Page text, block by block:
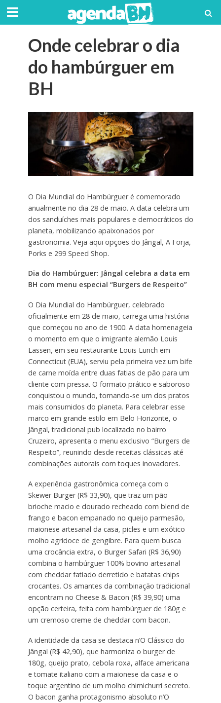
Onde celebrar o dia
do hambúrguer em
BH
O Dia Mundial do Hambúrguer é comemorado
anualmente no dia 28 de maio. A data celebra um
dos sanduíches mais populares e democráticos do
planeta, mobilizando apaixonados por
gastronomia. Veja aqui opções do Jângal, A Forja,
Porks e 299 Speed Shop.
Dia do Hambúrguer: Jângal celebra a data em
BH com menu especial “Burgers de Respeito”
O Dia Mundial do Hambúrguer, celebrado
oficialmente em 28 de maio, carrega uma história
que começou no ano de 1900. A data homenageia
o momento em que o imigrante alemão Louis
Lassen, em seu restaurante Louis Lunch em
Connecticut (EUA), serviu pela primeira vez um bife
de carne moída entre duas fatias de pão para um
cliente com pressa. O formato prático e saboroso
conquistou o mundo, tornando-se um dos pratos
mais consumidos do planeta. Para celebrar esse
marco em grande estilo em Belo Horizonte, o
Jângal, tradicional pub localizado no bairro
Cruzeiro, apresenta o menu exclusivo “Burgers de
Respeito”, reunindo desde receitas clássicas até
combinações autorais com toques inovadores.
A experiência gastronômica começa com o
Skewer Burger (R$ 33,90), que traz um pão
brioche macio e dourado recheado com blend de
frango e bacon empanado no queijo parmesão,
maionese artesanal da casa, picles e um exótico
molho agridoce de gengibre. Para quem busca
uma crocância extra, o Burger Safari (R$ 36,90)
combina o hambúrguer 100% bovino artesanal
com cheddar fatiado derretido e batatas chips
crocantes. Os amantes da combinação tradicional
encontram no Cheese & Bacon (R$ 39,90) uma
opção certeira, feita com hambúrguer de 180g e
um cremoso creme de cheddar com bacon.
A identidade da casa se destaca n’O Clássico do
Jângal (R$ 42,90), que harmoniza o burger de
180g, queijo prato, cebola roxa, alface americana
e tomate italiano com a maionese da casa e o
toque argentino de um molho chimichurri secreto.
O bacon ganha protagonismo absoluto n’O